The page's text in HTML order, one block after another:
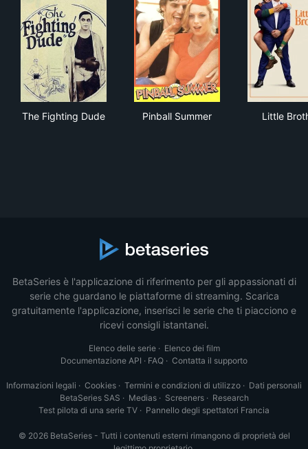
The Fighting Dude Pinball Summer Little
BetaSeries è l'applicazione di riferimento per gli appassionati di
serie che guardano le piattaforme di streaming. Scarica
gratuitamente l'applicazione, inserisci le serie che ti piacciono e
ricevi consigli istantanei.
Elenco delle serie· Elenco dei film
Documentazione API · FAQ · Contatta il supporto
Informazioni legali · Cookies · Termini e condizioni di utilizzo · Dati personali
BetaSeries SAS · Medias· Screeners· Research
Test pilota di una serie TV · Pannello degli spettatori Francia
© 2026 BetaSeries - Tutti i contenuti esterni rimangono di proprietà del